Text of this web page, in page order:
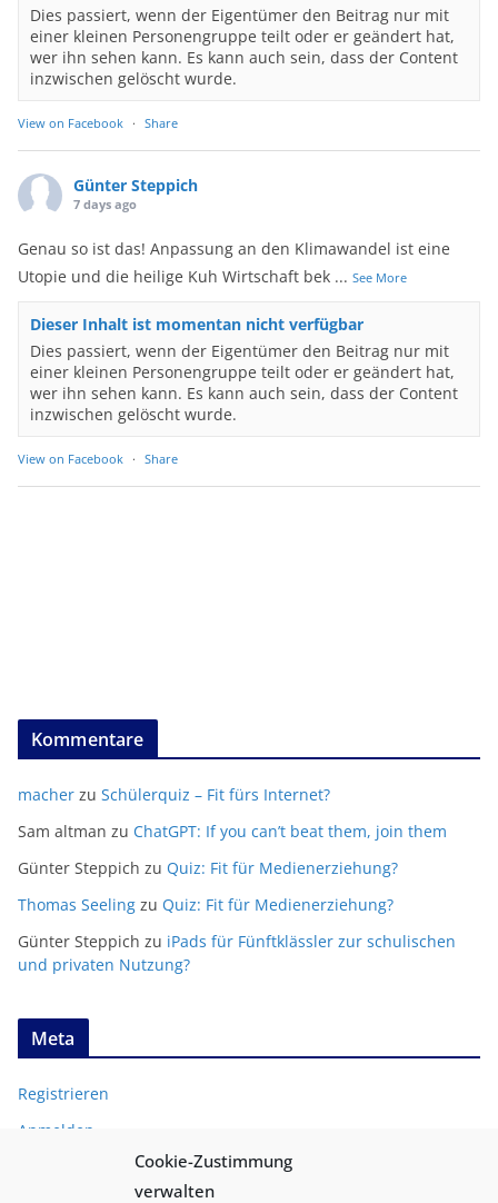
Cookie-Zustimmung
verwalten
Dies passiert, wenn der Eigentümer den Beitrag nur mit
einer kleinen Personengruppe teilt oder er geändert hat,
wer ihn sehen kann. Es kann auch sein, dass der Content
inzwischen gelöscht wurde.
View on Facebook · Share
Günter Steppich
7 days ago
Genau so ist das! Anpassung an den Klimawandel ist eine
Utopie und die heilige Kuh Wirtschaft bek ... See More
Dieser Inhalt ist momentan nicht verfügbar
Dies passiert, wenn der Eigentümer den Beitrag nur mit
einer kleinen Personengruppe teilt oder er geändert hat,
wer ihn sehen kann. Es kann auch sein, dass der Content
inzwischen gelöscht wurde.
View on Facebook · Share
Kommentare
macher zu Schülerquiz – Fit fürs Internet?
Sam altman zu ChatGPT: If you can’t beat them, join them
Günter Steppich zu Quiz: Fit für Medienerziehung?
Thomas Seeling zu Quiz: Fit für Medienerziehung?
Günter Steppich zu iPads für Fünftklässler zur schulischen
und privaten Nutzung?
Meta
Registrieren
Anmelden